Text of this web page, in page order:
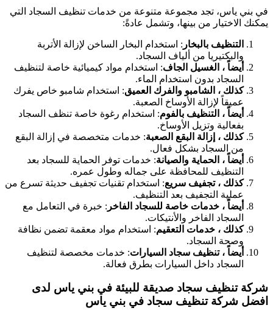
في بني ياس، تجد مجموعة متنوعة من خدمات تنظيف السجاد التي
يمكنك الاختيار من بينها، وتشمل عادةً:
التنظيف بالبخار : استخدام البخار الساخن لإزالة الأتربة
والبكتيريا من ألياف السجاد.
أيضاً ، الغسيل الجاف: استخدام مواد كيميائية خاصة لتنظيف
السجاد بدون استخدام الماء.
كذلك ، الشامبو والفرك العميق: استخدام شامبو خاص يفرك
عميقاً لإزالة الأوساخ الصعبة.
أيضاً ، التنظيف بالفوم: استخدام رغوة خاصة تنظف السجاد
بفعالية وتزيل الأوساخ.
كذلك ، إزالة البقع الصعبة: خدمات متخصصة في إزالة البقع
من السجاد بشكل فعال.
أيضاً ، الحماية والصيانة: خدمات توفر الحماية للسجاد بعد
التنظيف للمحافظة على جماله وطول عمره.
كذلك ، تجفيف سريع: استخدام تقنيات تجفيف حديثة تسرع من
عملية التجفيف بعد التنظيف.
أيضاً ، خدمات خاصة للسجاد الفاخر : خبرة في التعامل مع
السجاد الفاخر والأنتيكات.
كذلك ، خدمات التعقيم: استخدام مواد معقمة تضمن نظافة
وصحة السجاد.
أيضاً ، تنظيف سجاد السيارات: خدمات مخصصة لتنظيف
السجاد داخل السيارات بطرق فعالة.
شركة تنظيف سجاد صديقة للبيئة في بني ياس لدى
افضل شركة تنظيف سجاد في بني ياس